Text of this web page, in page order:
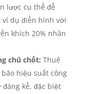
lược cụ thể để
ví dụ điển hình với
khích 20% nhân
chủ chốt: Thuê
hiệu suất công
kể, đặc biệt